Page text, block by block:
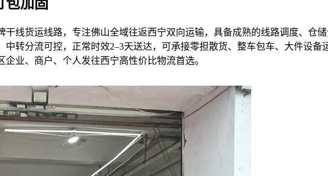
包加固
线货运线路，专注佛山全域往返西宁双向运输，具备成熟的线路调度、仓
转分流可控，正常时效2–3天送达，可承接零担散货、整车包车、大件设备
业、商户、个人发往西宁高性价比物流首选。